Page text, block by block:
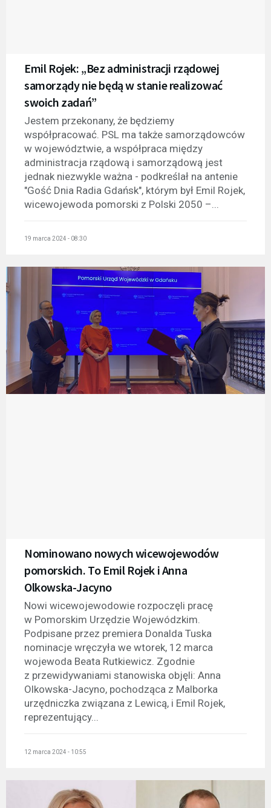
Emil Rojek: „Bez administracji rządowej
samorządy nie będą w stanie realizować
swoich zadań”
Jestem przekonany, że będziemy
współpracować. PSL ma także samorządowców
w województwie, a współpraca między
administracja rządową i samorządową jest
jednak niezwykle ważna - podkreślał na antenie
"Gość Dnia Radia Gdańsk", którym był Emil Rojek,
wicewojewoda pomorski z Polski 2050 –...
19 marca 2024 - 08:30
Nominowano nowych wicewojewodów
pomorskich. To Emil Rojek i Anna
Olkowska-Jacyno
Nowi wicewojewodowie rozpoczęli pracę
w Pomorskim Urzędzie Wojewódzkim.
Podpisane przez premiera Donalda Tuska
nominacje wręczyła we wtorek, 12 marca
wojewoda Beata Rutkiewicz. Zgodnie
z przewidywaniami stanowiska objęli: Anna
Olkowska-Jacyno, pochodząca z Malborka
urzędniczka związana z Lewicą, i Emil Rojek,
reprezentujący...
12 marca 2024 - 10:55